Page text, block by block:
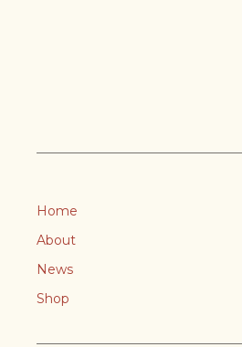
Home
About
News
Shop